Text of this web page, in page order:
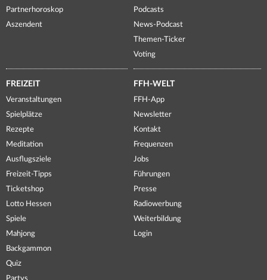
Partnerhoroskop
Aszendent
Podcasts
News-Podcast
Themen-Ticker
Voting
FREIZEIT
Veranstaltungen
Spielplätze
Rezepte
Meditation
Ausflugsziele
Freizeit-Tipps
Ticketshop
Lotto Hessen
Spiele
Mahjong
Backgammon
Quiz
FFH-WELT
FFH-App
Newsletter
Kontakt
Frequenzen
Jobs
Führungen
Presse
Radiowerbung
Weiterbildung
Login